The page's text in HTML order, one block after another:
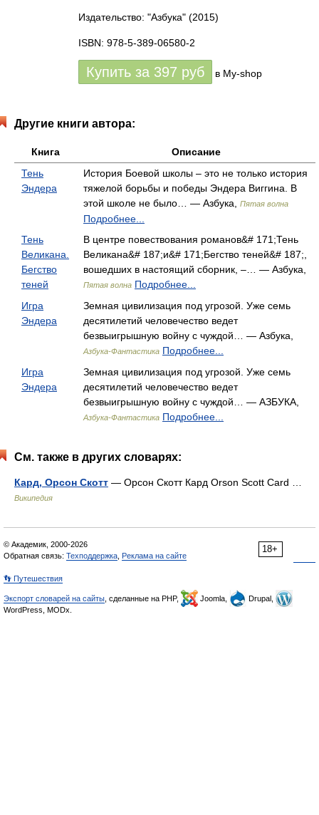
Издательство: "Азбука" (2015)
ISBN: 978-5-389-06580-2
Купить за 397 руб в My-shop
Другие книги автора:
Книга
Описание
Тень
Эндера
История Боевой школы – это не только история
тяжелой борьбы и победы Эндера Виггина. В
этой школе не было… — Азбука,
Пятая волна
Подробнее...
Тень
Великана.
Бегство
теней
В центре повествования романов&# 171;Тень
Великана&# 187;и&# 171;Бегство теней&# 187;,
вошедших в настоящий сборник, –… — Азбука,
Пятая волна Подробнее...
Игра
Эндера
Земная цивилизация под угрозой. Уже семь
десятилетий человечество ведет
безвыигрышную войну с чуждой… — Азбука,
Азбука-Фантастика Подробнее...
Игра
Эндера
Земная цивилизация под угрозой. Уже семь
десятилетий человечество ведет
безвыигрышную войну с чуждой… — АЗБУКА,
Азбука-Фантастика Подробнее...
См. также в других словарях:
Кард, Орсон Скотт — Орсон Скотт Кард Orson Scott Card …
Википедия
18+
© Академик, 2000-2026
Обратная связь: Техподдержка Реклама на сайте
👣 Путешествия
Экспорт словарей на сайты , сделанные на PHP, Joomla,
Drupal,
WordPress, MODx.